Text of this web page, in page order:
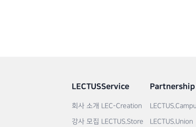
LECTUS
회사 소개
강사 모집
Service
LEC-Creation
LECTUS.Store
Partnership
LECTUS.Union